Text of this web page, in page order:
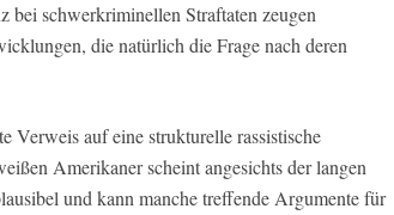
bei schwerkriminellen Straftaten zeugen
die natürlich die Frage nach deren
Verweis auf eine strukturelle rassistische
Amerikaner scheint angesichts der langen
und kann manche treffende Argumente für